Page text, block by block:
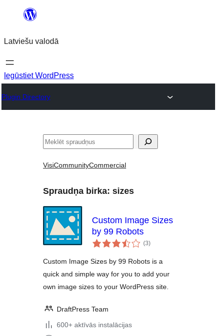
Pāriet
saturu
Latviešu valodā
Iegūstiet WordPress
Plugin Directory
Meklēt
VisiCommunityCommercial
Spraudņa birka: sizes
Custom Image Sizes
by 99 Robots
(3vērtējumu
kopsumma
)
Custom Image Sizes by 99 Robots is a
quick and simple way for you to add your
own image sizes to your WordPress site.
DraftPress Team
600+ aktīvās instalācijas